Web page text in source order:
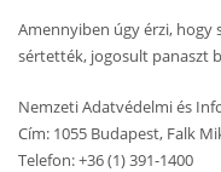
Amennyiben úgy érzi, hogy
sértették, jogosult panaszt
Nemzeti Adatvédelmi és
Cím: 1055 Budapest, Falk
Telefon: +36 (1) 391-1400